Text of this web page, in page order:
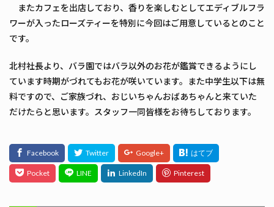
またカフェを出店しており、香りを楽しむとしてエディブルフラ
ワーが入ったローズティーを特別に今回はご用意しているとのこと
です。
北村社長より、バラ園ではバラ以外のお花が鑑賞できるようにし
ています時期がづれてもお花が咲いています。また中学生以下は無
料ですので、ご家族づれ、おじいちゃんおばあちゃんと来ていた
だけたらと思います。スタッフ一同皆様をお待ちしております。